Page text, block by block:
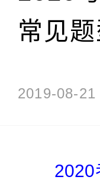
常见
2019-08-21
2020